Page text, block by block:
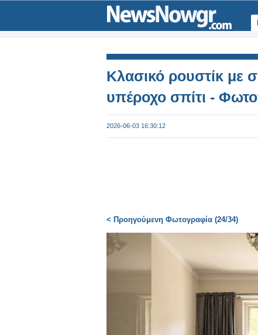
Κλασικό ρουστίκ με
υπέροχο σπίτι -
2026-06-03 16:30:12
< Προηγούμενη Φωτογραφία (24/34)